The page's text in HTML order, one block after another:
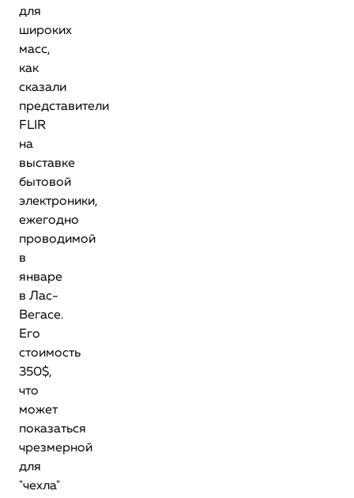
для
широких
масс,
как
сказали
представители
FLIR
на
выставке
бытовой
электроники,
ежегодно
проводимой
в
январе
в Лас-
Вегасе.
Его
стоимость
350$,
что
может
показаться
чрезмерной
для
"чехла"